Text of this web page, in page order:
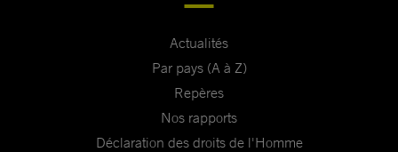
Actualités
Par pays (A à Z)
Repères
Nos rapports
Déclaration des droits de l'Homme